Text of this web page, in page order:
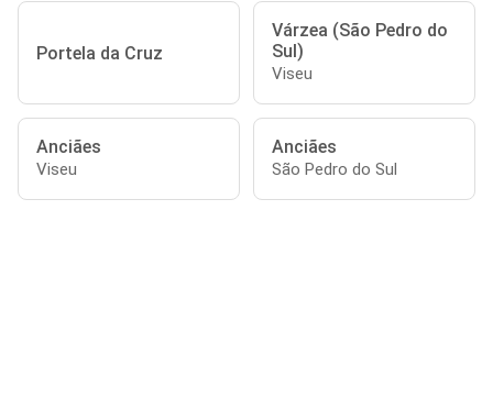
Portela da Cruz
Várzea (São Pedro do
Sul)
Viseu
Anciães
Viseu
Anciães
São Pedro do Sul